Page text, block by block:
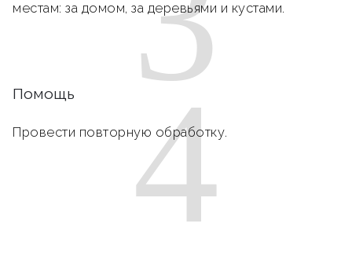
местам: за домом, за деревьями и кустами.
4
Помощь
Провести повторную обработку.